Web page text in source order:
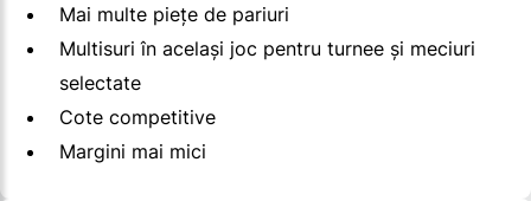
Mai multe piețe de pariuri
Multisuri în același joc pentru turnee și meciuri
selectate
Cote competitive
Margini mai mici